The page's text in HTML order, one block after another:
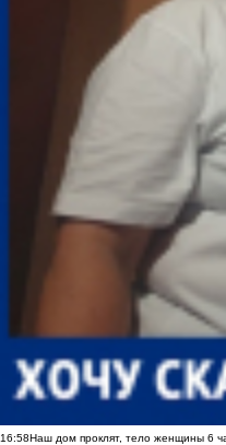
16:58Наш дом проклят, тело женщины 6